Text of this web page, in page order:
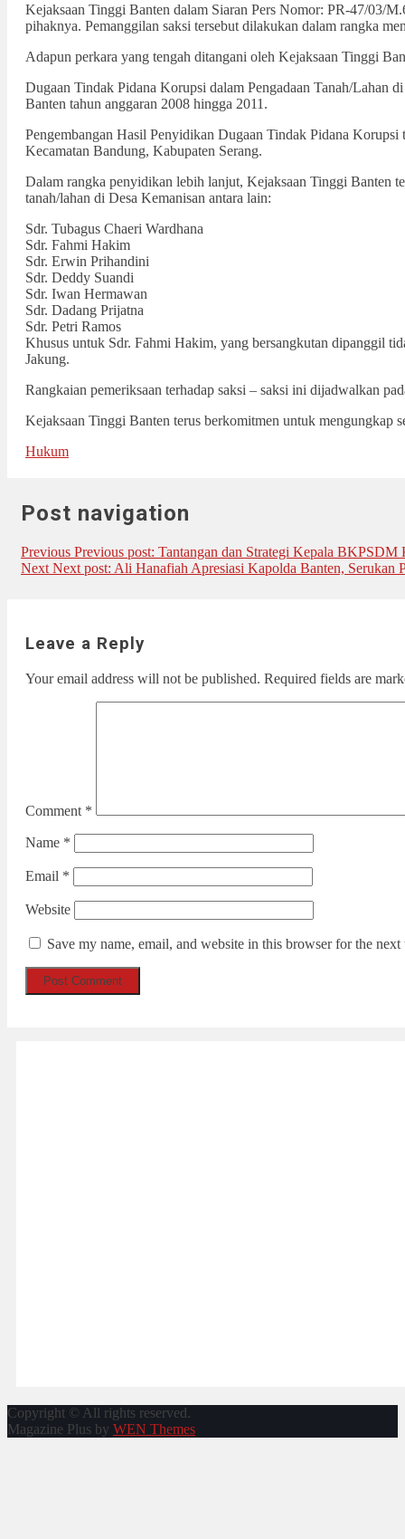
Kejaksaan Tinggi Banten dalam Siaran Pers Nomor: PR-47/03/
pihaknya. Pemanggilan saksi tersebut dilakukan dalam rangka
Adapun perkara yang tengah ditangani oleh Kejaksaan Tinggi
Dugaan Tindak Pidana Korupsi dalam Pengadaan Tanah/Lahan
Banten tahun anggaran 2008 hingga 2011.
Pengembangan Hasil Penyidikan Dugaan Tindak Pidana
Kecamatan Bandung, Kabupaten Serang.
Dalam rangka penyidikan lebih lanjut, Kejaksaan Tinggi Banten
tanah/lahan di Desa Kemanisan antara lain:
Sdr. Tubagus Chaeri Wardhana
Sdr. Fahmi Hakim
Sdr. Erwin Prihandini
Sdr. Deddy Suandi
Sdr. Iwan Hermawan
Sdr. Dadang Prijatna
Sdr. Petri Ramos
Khusus untuk Sdr. Fahmi Hakim, yang bersangkutan dipanggil
Jakung.
Rangkaian pemeriksaan terhadap saksi – saksi ini dijadwalkan
Kejaksaan Tinggi Banten terus berkomitmen untuk mengungkap
Hukum
Post navigation
Previous Previous post: Tantangan dan Strategi Kepala
Next Next post: Ali Hanafiah Apresiasi Kapolda Banten, Serukan
Leave a Reply
Your email address will not be published. Required fields are
Comment *
Name *
Email *
Website
Save my name, email, and website in this browser for the
Copyright © All rights reserved.
Magazine Plus by WEN Themes